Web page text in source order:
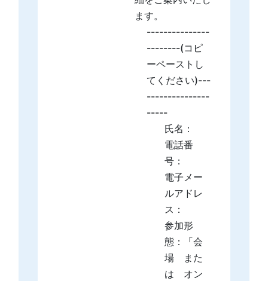
ます。
---------------
--------(コピ
ーペーストし
てください)---
---------------
-----
氏名：
電話番
号：
電子メー
ルアドレ
ス：
参加形
態：「会
場 また
は オン